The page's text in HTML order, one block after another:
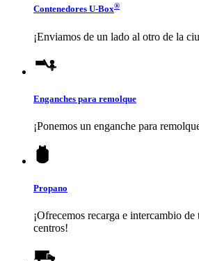
Contenedores U-Box®
¡Enviamos de un lado al otro de la
Enganches para remolque
¡Ponemos un enganche para
Propano
¡Ofrecemos recarga e intercambio
centros!